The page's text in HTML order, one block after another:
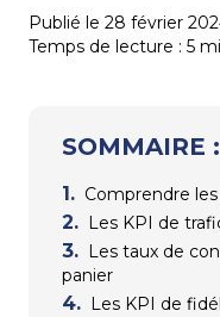
Publié le 28 février
Temps de lecture : 5
SOMMAIRE :
Comprendre
Les KPI de
Les taux de
panier
Les KPI de